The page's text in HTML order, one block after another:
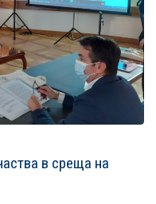
в среща на